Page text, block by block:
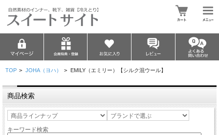
TOP > JOHA（ヨハ） > EMILY（エミリー）【シルク混ウール】
商品検索
キーワード検索